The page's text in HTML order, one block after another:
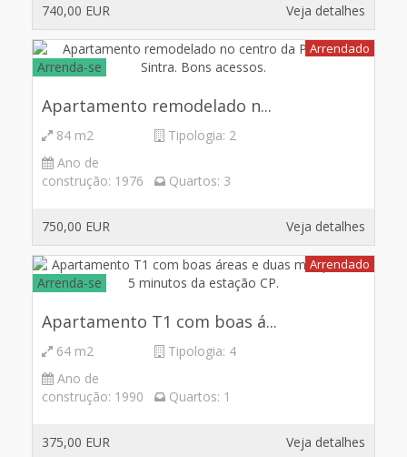
740,00 EUR Veja detalhes
Arrendado
Arrenda-se
Apartamento remodelado n...
84 m2 Tipologia: 2
Ano de
construção: 1976 Quartos: 3
750,00 EUR Veja detalhes
Arrendado
Arrenda-se
Apartamento T1 com boas á...
64 m2 Tipologia: 4
Ano de
construção: 1990 Quartos: 1
375,00 EUR Veja detalhes